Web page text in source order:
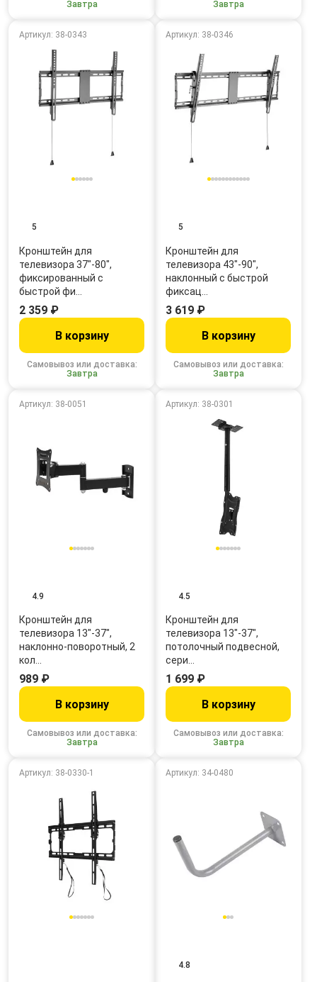
Завтра Завтра
Артикул: 38-0343
5
Кронштейн для
телевизора 37"-80",
фиксированный с
быстрой фи…
Самовывоз или доставка:
Завтра
2 359 ₽
В корзину
Артикул: 38-0346
5
Кронштейн для
телевизора 43"-90",
наклонный с быстрой
фиксац…
Самовывоз или доставка:
Завтра
3 619 ₽
В корзину
Артикул: 38-0051
4.9
Кронштейн для
телевизора 13"-37",
наклонно-поворотный, 2
кол…
Самовывоз или доставка:
Завтра
989 ₽
В корзину
Артикул: 38-0301
4.5
Кронштейн для
телевизора 13"-37",
потолочный подвесной,
сери…
Самовывоз или доставка:
Завтра
1 699 ₽
В корзину
Артикул: 38-0330-1 Артикул: 34-0480
4.8